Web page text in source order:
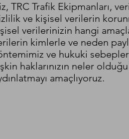
TRC Trafik Ekipmanları,
ve kişisel verilerin
verilerinizin hangi
kimlerle ve neden
ve hukuki
haklarınızın neler
amaçlıyoruz.